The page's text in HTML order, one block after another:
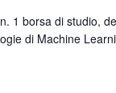
1 borsa di studio,
di Machine